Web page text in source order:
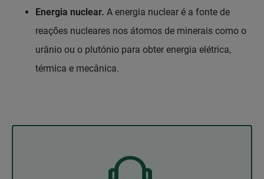
Energia nuclear. A energia nuclear é a fonte de
reações nucleares nos átomos de minerais como o
urânio ou o plutónio para obter energia elétrica,
térmica e mecânica.